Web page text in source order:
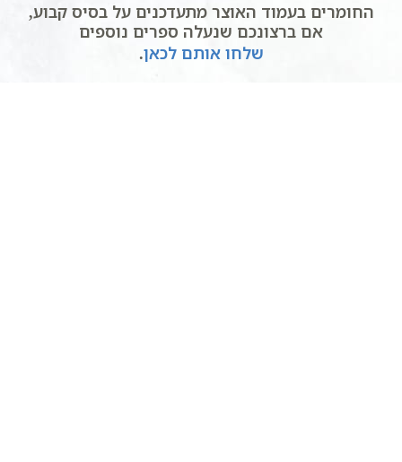
החומרים בעמוד האוצר מתעדכנים על בסיס קבוע,
אם ברצונכם שנעלה ספרים נוספים
שלחו אותם לכאן.